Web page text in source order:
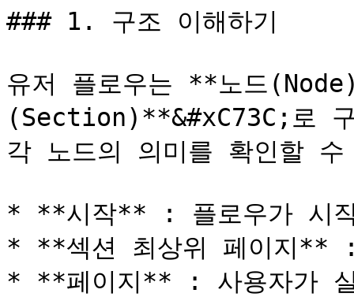
### 1. 구조 이해하기
유저 플로우는 **노드
(Section)**&#xC73C;로
각 노드의 의미를 확인할
* **시작** : 플로우가 시작
* **섹션 최상위 페이지**
* **페이지** : 사용자가 실